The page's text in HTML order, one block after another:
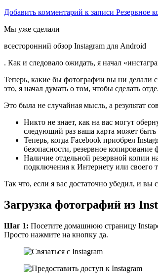
Добавить комментарий к записи Резервное
Мы уже сделали
всесторонний обзор Instagram для Android
. Как и следовало ожидать, я начал
Теперь, какие бы фотографии вы ни делали
это, я начал думать о том, чтобы сделать
Это была не случайная мысль, а результат
Никто не знает, как на вас могут
следующий раз ваша карта может
Теперь, когда Facebook приобрел
безопасности, резервное
Наличие отдельной резервной копии
подключения к Интернету или своего
Так что, если я вас достаточно убедил, и
Загрузка фотографий из
Шаг 1: Посетите домашнюю страницу
Просто нажмите на кнопку да.